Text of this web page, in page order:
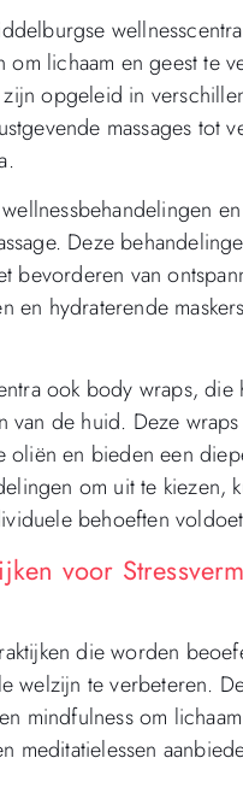
lichaam en geest te
opgeleid in
massages
Deze
bevorderen van
en hydraterende
ook body wraps,
de huid. Deze
oliën en bieden een
om uit te kiezen,
behoeften
voor
die worden
welzijn te verbeteren.
mindfulness om
meditatielessen